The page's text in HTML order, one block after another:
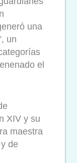
una
un
el
XIV y su
maestra
de